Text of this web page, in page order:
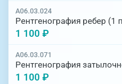
A06.03.024
Рентгенография ребер (1
1 100 ₽
A06.03.071
Рентгенография
1 100 ₽